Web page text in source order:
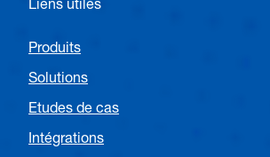
Liens utiles
Produits
Solutions
Etudes de cas
Intégrations